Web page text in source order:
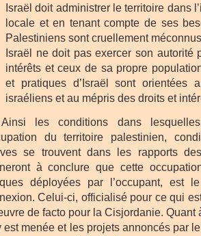
Israël doit administrer le territoire dans
locale et en tenant compte de ses
Palestiniens sont cruellement
Israël ne doit pas exercer son autorité
intérêts et ceux de sa propre
et pratiques d’Israël sont orientées
israéliens et au mépris des droits et
les conditions dans
du territoire palestinien,
se trouvent dans les rapports
à conclure que cette
déployées par l’occupant, est
Celui-ci, officialisé pour ce qui
de facto pour la Cisjordanie. Quant
est menée et les projets annoncés par